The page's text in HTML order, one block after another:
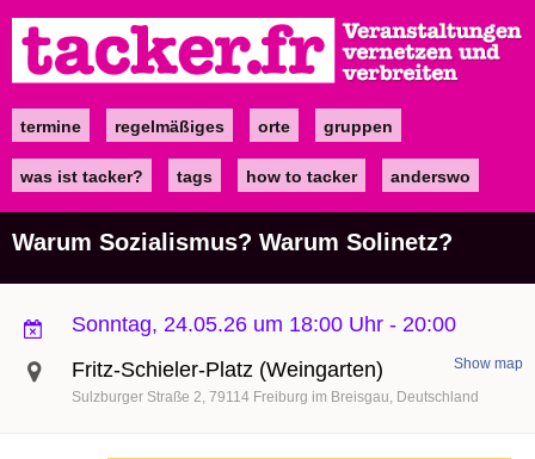
zum
Inhalt
Maintermine regelmäßiges orte gruppen
was ist tacker? tags how to tacker anderswo
Warum Sozialismus? Warum Solinetz?
Sonntag, 24.05.26 um 18:00 Uhr - 20:00
Fritz-Schieler-Platz (Weingarten)
Sulzburger Straße 2 79114 Freiburg im Breisgau Deutschland
Show map